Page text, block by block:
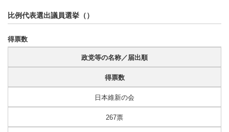
比例代表選出議員選挙（）
得票数
政党等の名称／届出順
得票数
日本維新の会
267票